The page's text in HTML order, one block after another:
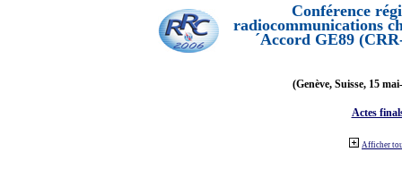
Conférence
radiocommunications
´Accord GE89
(Genève, Suisse, 15
Actes
Afficher